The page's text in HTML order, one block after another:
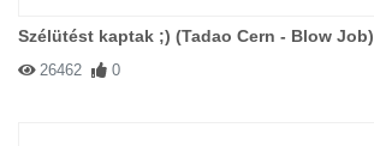
Szélütést kaptak ;) (Tadao Cern - Blow Job)
26462 0